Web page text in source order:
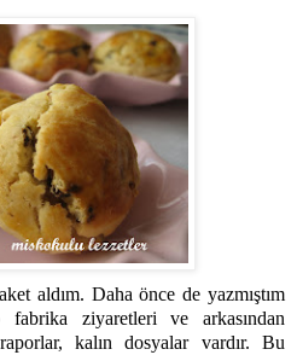
aldım. Daha önce de yazmıştım
ziyaretleri ve arkasından
kalın dosyalar vardır. Bu